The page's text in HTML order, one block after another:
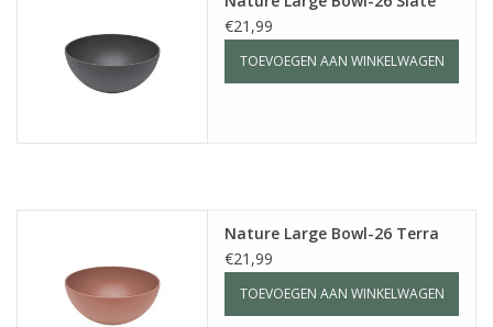
€21,99
TOEVOEGEN AAN WINKELWAGEN
Nature Large Bowl-26 Terra
€21,99
TOEVOEGEN AAN WINKELWAGEN